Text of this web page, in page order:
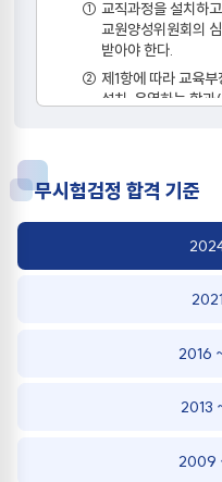
① 교직과정을 설치하
교원양성위원회의
받아야 한다.
② 제1항에 따라 교육
설치·운영하는 학
재승인을 받아야 한다.
(기본이수과목 등)
①표시 과목별 기본이
기본이수과목 내에
하며, 수강인원 부
기본이수과목으로
따르며, 임의로 변
개정 등으로 불가피
무시험검정 합격 기준
2016
2013
2009